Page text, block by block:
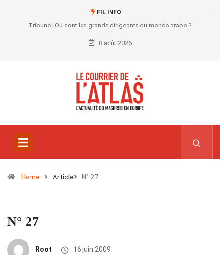
FIL INFO
Tribune | Où sont les grands dirigeants du monde arabe ?
8 août 2026
Home Article N° 27
N° 27
Root 16 juin 2009